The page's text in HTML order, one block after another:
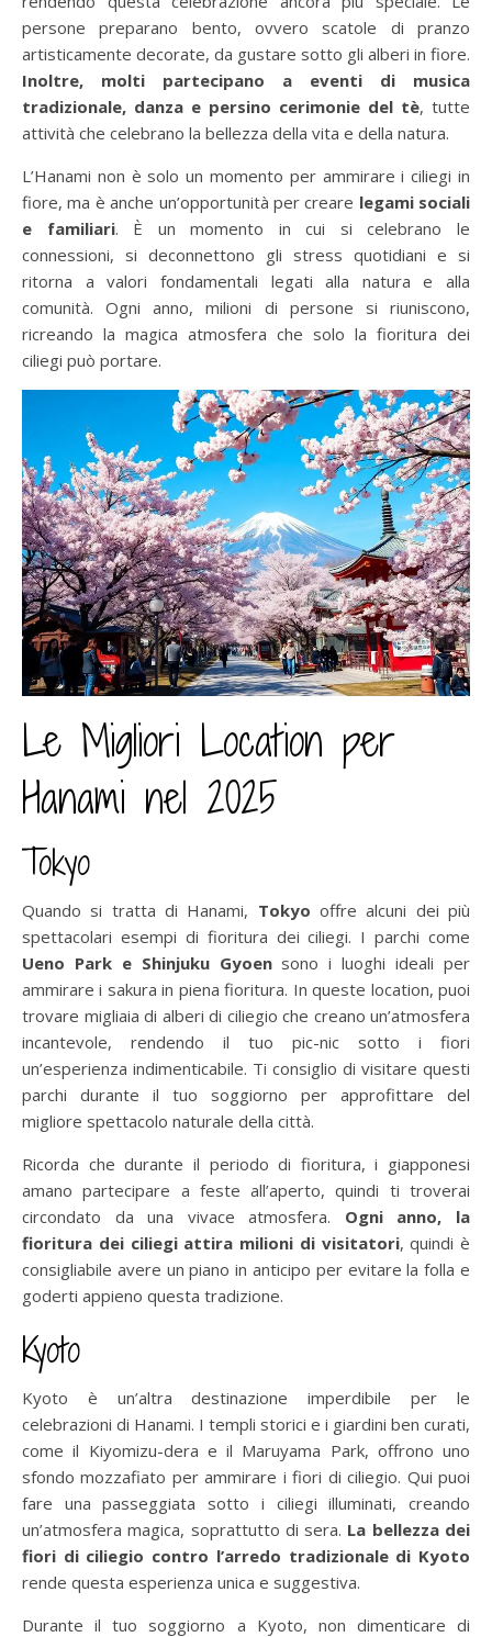
persone preparano bento, ovvero scatole di pranzo
artisticamente decorate, da gustare sotto gli alberi in fiore.
Inoltre, molti partecipano a eventi di musica
tradizionale, danza e persino cerimonie del tè, tutte
attività che celebrano la bellezza della vita e della natura.
L’Hanami non è solo un momento per ammirare i ciliegi in
fiore, ma è anche un’opportunità per creare legami sociali
e familiari. È un momento in cui si celebrano le
connessioni, si deconnettono gli stress quotidiani e si
ritorna a valori fondamentali legati alla natura e alla
comunità. Ogni anno, milioni di persone si riuniscono,
ricreando la magica atmosfera che solo la fioritura dei
ciliegi può portare.
Le Migliori Location per
Hanami nel 2025
Tokyo
Quando si tratta di Hanami, Tokyo offre alcuni dei più
spettacolari esempi di fioritura dei ciliegi. I parchi come
Ueno Park e Shinjuku Gyoensono i luoghi ideali per
ammirare i sakura in piena fioritura. In queste location, puoi
trovare migliaia di alberi di ciliegio che creano un’atmosfera
incantevole, rendendo il tuo pic-nic sotto i fiori
un’esperienza indimenticabile. Ti consiglio di visitare questi
parchi durante il tuo soggiorno per approfittare del
migliore spettacolo naturale della città.
Ricorda che durante il periodo di fioritura, i giapponesi
amano partecipare a feste all’aperto, quindi ti troverai
circondato da una vivace atmosfera. Ogni anno, la
fioritura dei ciliegi attira milioni di visitatori, quindi è
consigliabile avere un piano in anticipo per evitare la folla e
goderti appieno questa tradizione.
Kyoto
Kyoto è un’altra destinazione imperdibile per le
celebrazioni di Hanami. I templi storici e i giardini ben curati,
come il Kiyomizu-dera e il Maruyama Park, offrono uno
sfondo mozzafiato per ammirare i fiori di ciliegio. Qui puoi
fare una passeggiata sotto i ciliegi illuminati, creando
un’atmosfera magica, soprattutto di sera. La bellezza dei
fiori di ciliegio contro l’arredo tradizionale di Kyoto
rende questa esperienza unica e suggestiva.
Durante il tuo soggiorno a Kyoto, non dimenticare di